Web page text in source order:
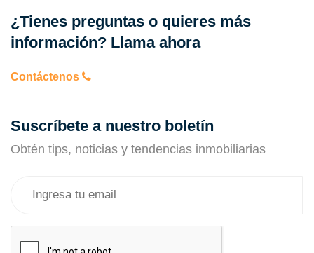
¿Tienes preguntas o quieres más
información? Llama ahora
Contáctenos
Suscríbete a nuestro boletín
Obtén tips, noticias y tendencias inmobiliarias